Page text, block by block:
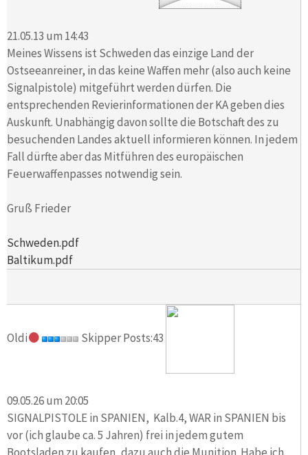
21.05.13 um 14:43
Meines Wissens ist Schweden das einzige Land der
Ostseeanreiner, in das keine Waffen mehr (also auch keine
Signalpistole) mitgeführt werden dürfen. Die
entsprechenden Revierinformationen der KA geben dies
Auskunft. Unabhängig davon sollte die Botschaft des zu
besuchenden Landes aktuell informieren können. In jedem
Fall dürfte aber das Mitführen des europäischen
Feuerwaffenpasses notwendig sein.
Gruß Frieder
Schweden.pdf
Baltikum.pdf
Oldi Skipper Posts:43
09.05.26 um 20:05
SIGNALPISTOLE in SPANIEN, Kalb.4, WAR in SPANIEN bis
vor (ich glaube ca. 5 Jahren) frei in jedem gutem